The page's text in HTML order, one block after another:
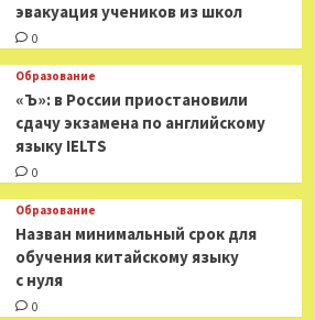
эвакуация учеников из школ
0
Образование
«Ъ»: в России приостановили
сдачу экзамена по английскому
языку IELTS
0
Образование
Назван минимальный срок для
обучения китайскому языку
с нуля
0